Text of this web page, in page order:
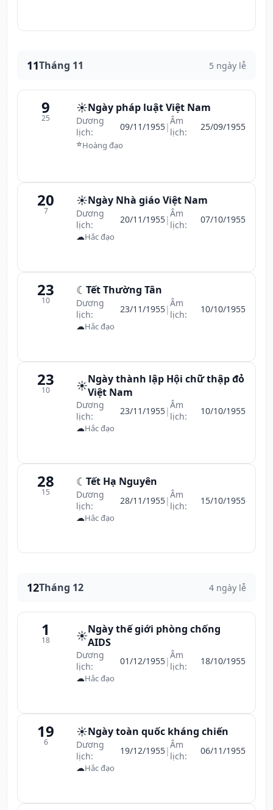
11Tháng 11 5 ngày lễ
9
25
☀️Ngày pháp luật Việt Nam
Dương
lịch:
09/11/1955|Âm
lịch:
25/09/1955
⭐Hoàng đạo
20
7
☀️Ngày Nhà giáo Việt Nam
Dương
lịch:
20/11/1955|Âm
lịch:
07/10/1955
☁Hắc đạo
23
10
☾ Tết Thường Tân
Dương
lịch:
23/11/1955|Âm
lịch:
10/10/1955
☁Hắc đạo
23
10 ☀️Ngày thành lập Hội chữ thập đỏ
Việt Nam
Dương
lịch:
23/11/1955|Âm
lịch:
10/10/1955
☁Hắc đạo
28
15
☾ Tết Hạ Nguyên
Dương
lịch:
28/11/1955|Âm
lịch:
15/10/1955
☁Hắc đạo
12Tháng 12 4 ngày lễ
1
18 ☀️Ngày thế giới phòng chống
AIDS
Dương
lịch:
01/12/1955|Âm
lịch:
18/10/1955
☁Hắc đạo
19
6
☀️Ngày toàn quốc kháng chiến
Dương
lịch:
19/12/1955|Âm
lịch:
06/11/1955
☁Hắc đạo